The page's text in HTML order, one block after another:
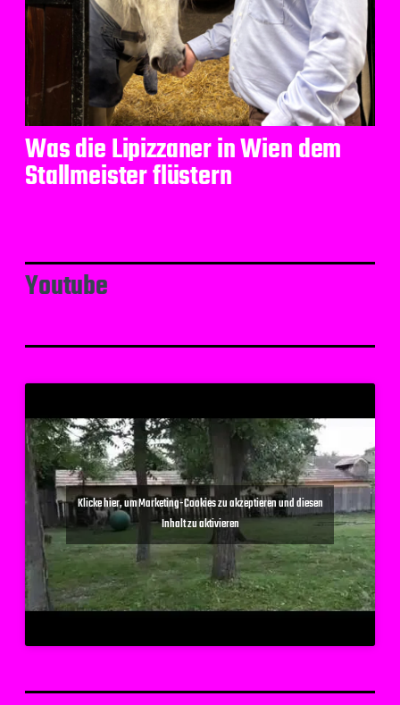
Was die Lipizzaner in Wien dem
Stallmeister flüstern
Youtube
Klicke hier, um Marketing-Cookies zu akzeptieren und diesen
Inhalt zu aktivieren